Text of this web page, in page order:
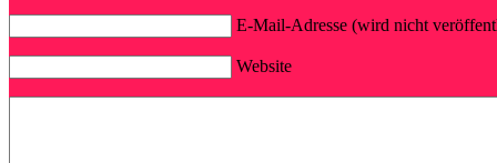
E-Mail-Adresse (wird nicht
Website